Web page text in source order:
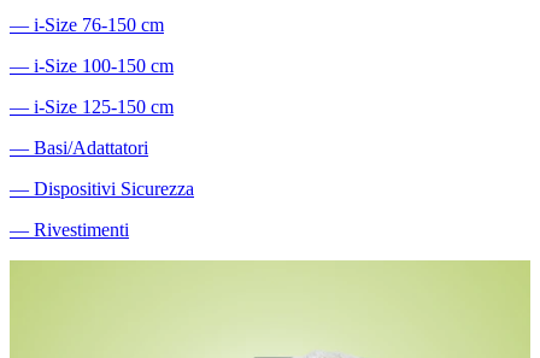
― i-Size 76-150 cm
― i-Size 100-150 cm
― i-Size 125-150 cm
― Basi/Adattatori
― Dispositivi Sicurezza
― Rivestimenti